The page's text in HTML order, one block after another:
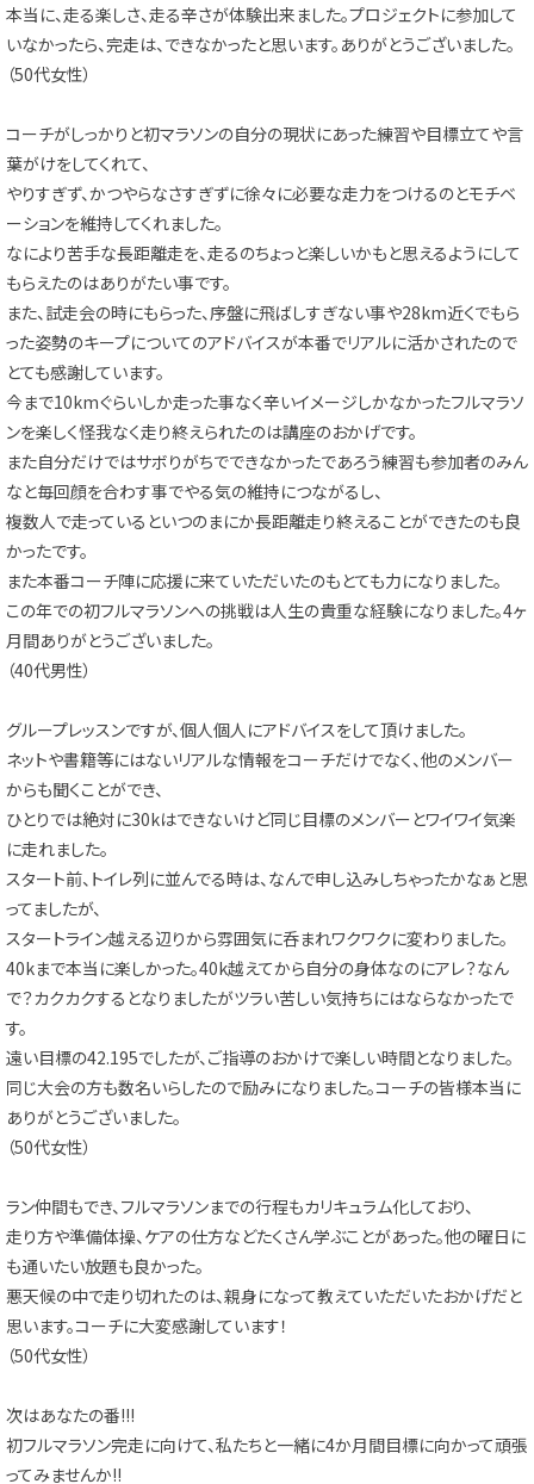
本当に、走る楽しさ、走る辛さが体験出来ました。プロジェクトに参加して
いなかったら、完走は、できなかったと思います。ありがとうございました。
（50代女性）
コーチがしっかりと初マラソンの自分の現状にあった練習や目標立てや言
葉がけをしてくれて、
やりすぎず、かつやらなさすぎずに徐々に必要な走力をつけるのとモチベ
ーションを維持してくれました。
なにより苦手な長距離走を、走るのちょっと楽しいかもと思えるようにして
もらえたのはありがたい事です。
また、試走会の時にもらった、序盤に飛ばしすぎない事や28km近くでもら
った姿勢のキープについてのアドバイスが本番でリアルに活かされたので
とても感謝しています。
今まで10kmぐらいしか走った事なく辛いイメージしかなかったフルマラソ
ンを楽しく怪我なく走り終えられたのは講座のおかげです。
また自分だけではサボりがちでできなかったであろう練習も参加者のみん
なと毎回顔を合わす事でやる気の維持につながるし、
複数人で走っているといつのまにか長距離走り終えることができたのも良
かったです。
また本番コーチ陣に応援に来ていただいたのもとても力になりました。
この年での初フルマラソンへの挑戦は人生の貴重な経験になりました。4ヶ
月間ありがとうございました。
（40代男性）
グループレッスンですが、個人個人にアドバイスをして頂けました。
ネットや書籍等にはないリアルな情報をコーチだけでなく、他のメンバー
からも聞くことができ、
ひとりでは絶対に30kはできないけど同じ目標のメンバーとワイワイ気楽
に走れました。
スタート前、トイレ列に並んでる時は、なんで申し込みしちゃったかなぁと思
ってましたが、
スタートライン越える辺りから雰囲気に呑まれワクワクに変わりました。
40kまで本当に楽しかった。40k越えてから自分の身体なのにアレ？なん
で？カクカクするとなりましたがツラい苦しい気持ちにはならなかったで
す。
遠い目標の42.195でしたが、ご指導のおかけで楽しい時間となりました。
同じ大会の方も数名いらしたので励みになりました。コーチの皆様本当に
ありがとうございました。
（50代女性）
ラン仲間もでき、フルマラソンまでの行程もカリキュラム化しており、
走り方や準備体操、ケアの仕方などたくさん学ぶことがあった。他の曜日に
も通いたい放題も良かった。
悪天候の中で走り切れたのは、親身になって教えていただいたおかげだと
思います。コーチに大変感謝しています！
（50代女性）
次はあなたの番!!!
初フルマラソン完走に向けて、私たちと一緒に4か月間目標に向かって頑張
ってみませんか!!